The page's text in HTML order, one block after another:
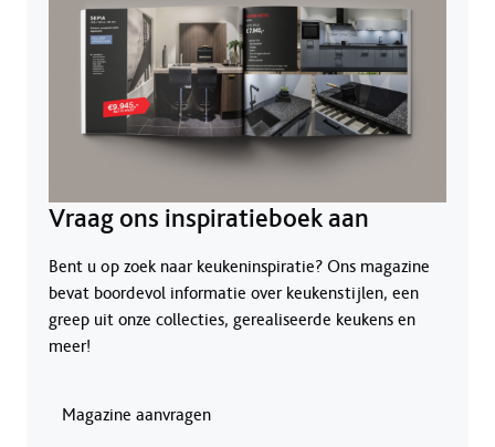
Vraag ons inspiratieboek aan
Bent u op zoek naar keukeninspiratie? Ons magazine
bevat boordevol informatie over keukenstijlen, een
greep uit onze collecties, gerealiseerde keukens en
meer!
Magazine aanvragen